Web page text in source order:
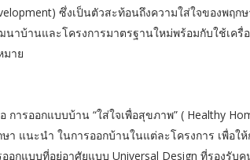
ซึ่งเป็นตัวสะท้อนถึงความใส่ใจของพฤก
นาบ้านและโครงการมาตรฐานใหม่พร้อมกับใช้เครื่
มาย
ารออกแบบบ้าน “ใส่ใจเพื่อสุขภาพ” ( Healthy
า แนะนำ ในการออกบ้านในแต่ละโครงการ เพื่อ
อกแบบที่อยู่อาศัยแบบ Universal Design ที่รองรับ